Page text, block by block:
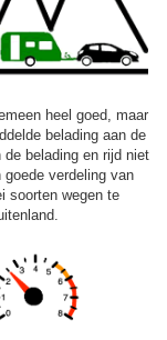
heel goed, maar
belading aan de
belading en rijd niet
verdeling van
soorten wegen te